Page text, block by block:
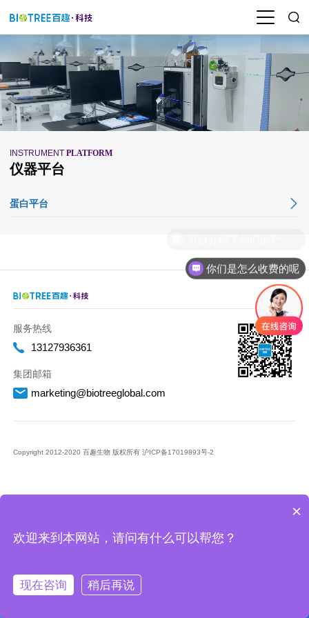
INSTRUMENT PLATFORM
仪器平台
蛋白平台
服务热线
13127936361
集团邮箱
marketing@biotreeglobal.com
Copyright 2012-2020 百趣生物 版权所有 沪ICP备17019893号-2
你们是怎么收费的呢
×
欢迎来到本网站，请问有什么可以帮您？
现在咨询 稍后再说